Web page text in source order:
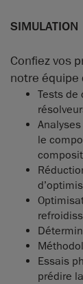
SIMULATION
Confiez vos
notre équipe
Tests de
le
Essais
prédire